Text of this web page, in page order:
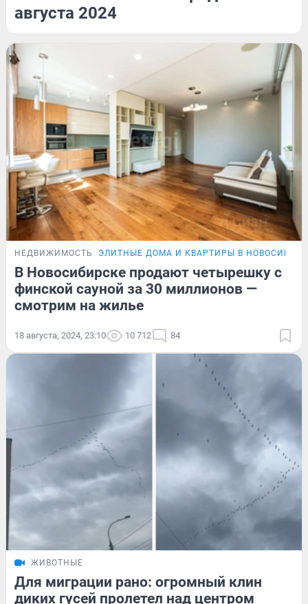
августа 2024
НЕДВИЖИМОСТЬ ЭЛИТНЫЕ ДОМА И КВАРТИРЫ В
В Новосибирске продают четырешку с
финской сауной за 30 миллионов —
смотрим на жилье
18 августа, 2024, 23:10 10 712 84
ЖИВОТНЫЕ
Для миграции рано: огромный клин
диких гусей пролетел над центром